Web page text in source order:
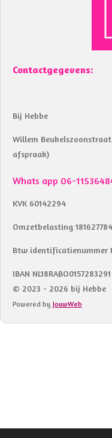
Contactgegevens:
Bij Hebbe
Willem
afspraak)
Whats app 06-
KVK 60142294
Omzetbelasting
Btw identificatienummer
IBAN NL18RABO0157283291
© 2023 - 2026 bij Hebbe
Powered by JouwWeb